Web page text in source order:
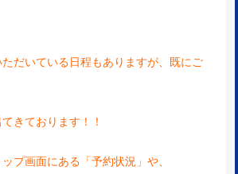
だいている日程もありますが、既にご
きております！！
プ画面にある「予約状況」や、